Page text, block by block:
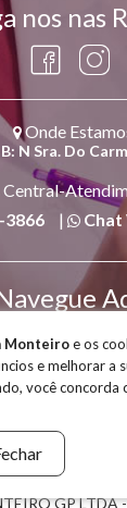
nos nas
Onde
N Sra. Do
Central-
3866
|
Convênios
Manipulação
© 2026 - Todos
GP LTDA
Monteiroe os
e melhorar a
você concorda